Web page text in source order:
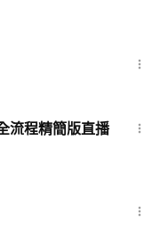
流程精簡版直播